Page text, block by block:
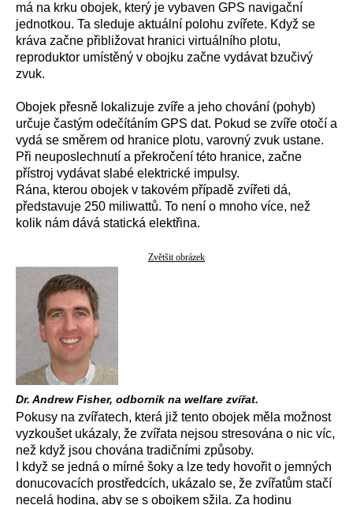
má na krku obojek, který je vybaven GPS navigační
jednotkou. Ta sleduje aktuální polohu zvířete. Když se
kráva začne přibližovat hranici virtuálního plotu,
reproduktor umístěný v obojku začne vydávat bzučivý
zvuk.
Obojek přesně lokalizuje zvíře a jeho chování (pohyb)
určuje častým odečítáním GPS dat. Pokud se zvíře otočí a
vydá se směrem od hranice plotu, varovný zvuk ustane.
Při neuposlechnutí a překročení této hranice, začne
přístroj vydávat slabé elektrické impulsy.
Rána, kterou obojek v takovém případě zvířeti dá,
představuje 250 miliwattů. To není o mnoho více, než
kolik nám dává statická elektřina.
Zvětšit obrázek
Dr. Andrew Fisher, odborník na welfare zvířat.
Pokusy na zvířatech, která již tento obojek měla možnost
vyzkoušet ukázaly, že zvířata nejsou stresována o nic víc,
než když jsou chována tradičními způsoby.
I když se jedná o mírné šoky a lze tedy hovořit o jemných
donucovacích prostředcích, ukázalo se, že zvířatům stačí
necelá hodina, aby se s obojkem sžila. Za hodinu